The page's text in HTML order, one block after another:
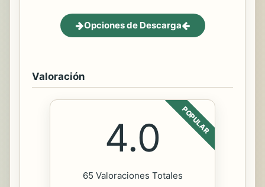
Opciones de Descarga
Valoración
POPULAR
4.0
65 Valoraciones Totales